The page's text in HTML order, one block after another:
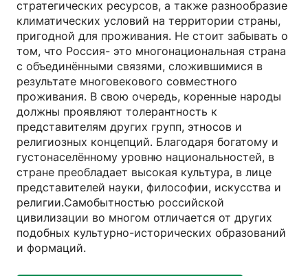
стратегических ресурсов, а также разнообразие
климатических условий на территории страны,
пригодной для проживания. Не стоит забывать о
том, что Россия- это многонациональная страна
с объединёнными связями, сложившимися в
результате многовекового совместного
проживания. В свою очередь, коренные народы
должны проявляют толерантность к
представителям других групп, этносов и
религиозных концепций. Благодаря богатому и
густонаселённому уровню национальностей, в
стране преобладает высокая культура, в лице
представителей науки, философии, искусства и
религии.Самобытностью российской
цивилизации во многом отличается от других
подобных культурно-исторических образований
и формаций.